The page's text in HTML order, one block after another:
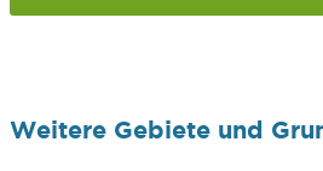
Weitere Gebiete und